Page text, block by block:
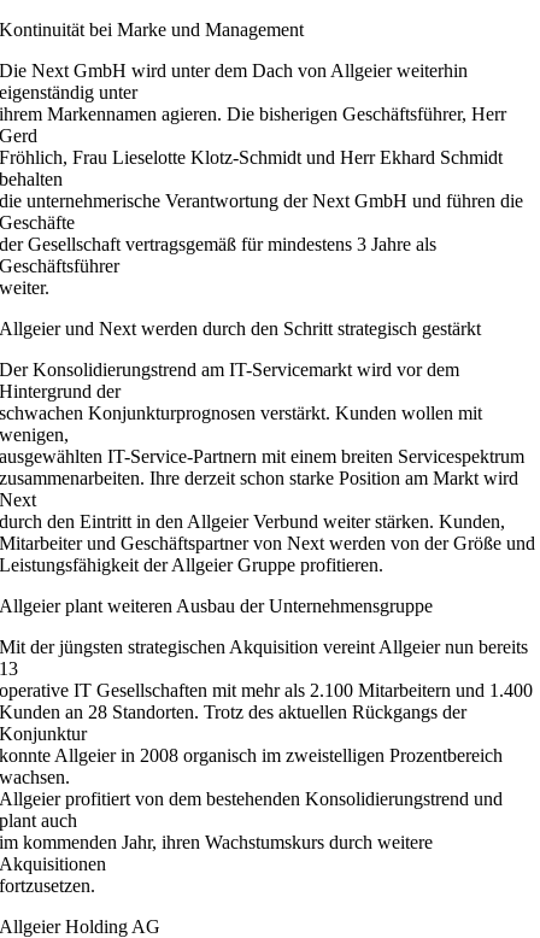
Kontinuität bei Marke und Management
Die Next GmbH wird unter dem Dach von Allgeier weiterhin
eigenständig unter
ihrem Markennamen agieren. Die bisherigen Geschäftsführer, Herr
Gerd
Fröhlich, Frau Lieselotte Klotz-Schmidt und Herr Ekhard Schmidt
behalten
die unternehmerische Verantwortung der Next GmbH und führen die
Geschäfte
der Gesellschaft vertragsgemäß für mindestens 3 Jahre als
Geschäftsführer
weiter.
Allgeier und Next werden durch den Schritt strategisch gestärkt
Der Konsolidierungstrend am IT-Servicemarkt wird vor dem
Hintergrund der
schwachen Konjunkturprognosen verstärkt. Kunden wollen mit
wenigen,
ausgewählten IT-Service-Partnern mit einem breiten Servicespektrum
zusammenarbeiten. Ihre derzeit schon starke Position am Markt wird
Next
durch den Eintritt in den Allgeier Verbund weiter stärken. Kunden,
Mitarbeiter und Geschäftspartner von Next werden von der Größe und
Leistungsfähigkeit der Allgeier Gruppe profitieren.
Allgeier plant weiteren Ausbau der Unternehmensgruppe
Mit der jüngsten strategischen Akquisition vereint Allgeier nun bereits
13
operative IT Gesellschaften mit mehr als 2.100 Mitarbeitern und 1.400
Kunden an 28 Standorten. Trotz des aktuellen Rückgangs der
Konjunktur
konnte Allgeier in 2008 organisch im zweistelligen Prozentbereich
wachsen.
Allgeier profitiert von dem bestehenden Konsolidierungstrend und
plant auch
im kommenden Jahr, ihren Wachstumskurs durch weitere
Akquisitionen
fortzusetzen.
Allgeier Holding AG